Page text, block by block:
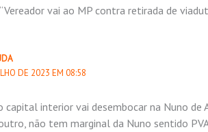
vai ao MP contra retirada de
DE 2023 EM 08:58
capital interior vai desembocar na Nuno
não tem marginal da Nuno sentido